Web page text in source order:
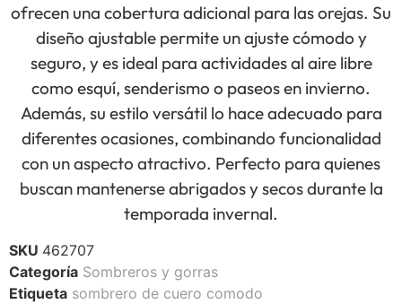
ofrecen una cobertura adicional para las orejas. Su
diseño ajustable permite un ajuste cómodo y
seguro, y es ideal para actividades al aire libre
como esquí, senderismo o paseos en invierno.
Además, su estilo versátil lo hace adecuado para
diferentes ocasiones, combinando funcionalidad
con un aspecto atractivo. Perfecto para quienes
buscan mantenerse abrigados y secos durante la
temporada invernal.
SKU 462707
Categoría Sombreros y gorras
Etiqueta sombrero de cuero comodo